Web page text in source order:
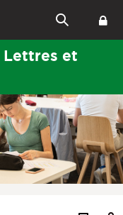
Lettres et